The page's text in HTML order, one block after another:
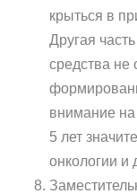
крыться в
Другая
средства не
внимание на
5 лет
онкологии и